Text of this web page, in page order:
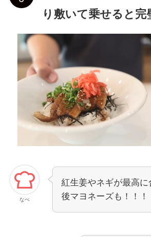
り敷いて乗せると完
なべ
紅生姜やネギが最高に
後マヨネーズも！！！